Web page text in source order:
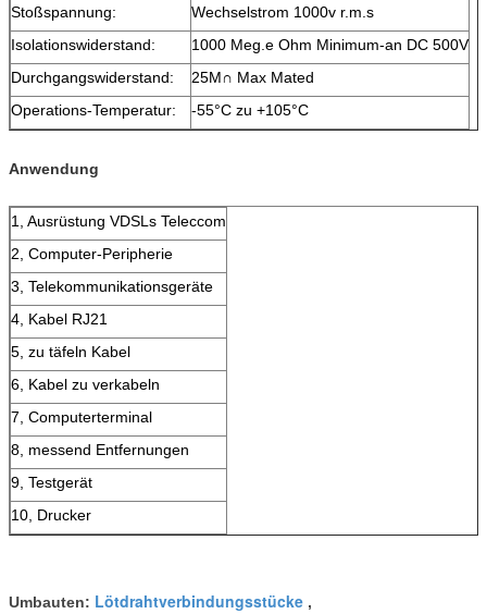
Stoßspannung:
Wechselstrom 1000v r.m.s
Isolationswiderstand:
1000 Meg.e Ohm Minimum-an DC 500V
Durchgangswiderstand:
25M∩ Max Mated
Operations-Temperatur:
-55°C zu +105°C
Anwendung
1, Ausrüstung VDSLs Teleccom
2, Computer-Peripherie
3, Telekommunikationsgeräte
4, Kabel RJ21
5, zu täfeln Kabel
6, Kabel zu verkabeln
7, Computerterminal
8, messend Entfernungen
9, Testgerät
10, Drucker
Umbauten: Lötdrahtverbindungsstücke ,